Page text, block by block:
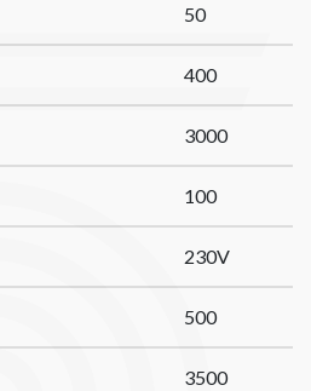
50
400
3000
100
230V
500
3500